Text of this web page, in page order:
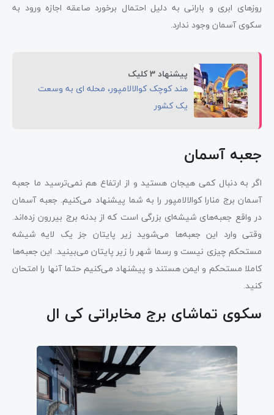
روزهای ابری و بارانی به دلیل احتمال برخورد صاعقه اجازه ورود به
سکوی آسمان وجود ندارد.
پیشنهاد 3 کلیک
هند کوچک کوالالامپور، محله ای به وسعت
یک کشور
جعبه آسمان
اگر به دنبال کمی هیجان هستید و از ارتفاع هم نمی‌ترسید ما جعبه
آسمان برج منارا کوالالامپور را به شما پیشنهاد می‌کنیم. جعبه آسمان
در واقع جعبه‌های شیشه‌ای بزرگی است که از بدنه برج بیررون زده‌اند.
وقتی وارد این جعبه‌ها می‌شوید زیر پایتان جز یک لایه شیشه
مستحکم چیزی نیست و رسما شهر را زیر پایتان می‌بینید. این جعبه‌ها
کاملا مستحکم و ایمن هستند و پیشنهاد می‌کنیم حتما آنها را امتحان
کنید.
سکوی تماشای برج مخابراتی کی ال